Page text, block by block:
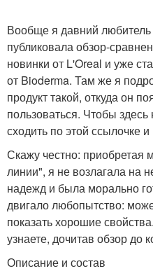
Вообще я давний
публиковала обзор-
новинки от L'Oreal и уже
от Bioderma. Там же я
продукт такой, откуда он
пользоваться. Чтобы
сходить по этой ссылочке и
Скажу честно: приобретая
линии", я не возлагала на
надежд и была морально
двигало любопытство:
показать хорошие
узнаете, дочитав обзор до
Описание и состав